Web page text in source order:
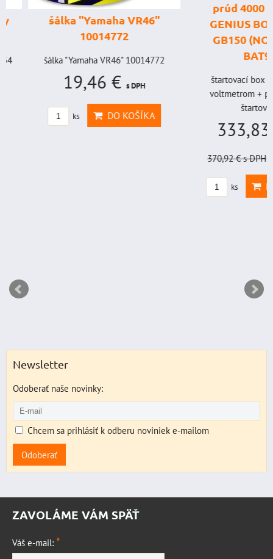
šálka "Yamaha VR46"
10014772
šálka "Yamaha VR46" 10014772
19,46 €s DPH
ks DO KOŠÍKA
prúd 4000 A,
GENIUS BOOST
GB150 (NOCO
BAT998
štartovací box s
voltmetrom + power
štartovací...
333,83 €
370,92 €s DPH Zľava
ks DO
Newsletter
Odoberať naše novinky:
Chcem sa prihlásiť k odberu noviniek e-mailom
Odoberať
ZAVOLÁME VÁM SPÄŤ
Váš e-mail: *